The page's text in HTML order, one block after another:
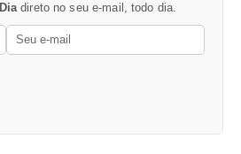
direto no seu e-mail, todo dia.